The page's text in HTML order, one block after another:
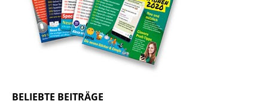
BELIEBTE BEITRÄGE